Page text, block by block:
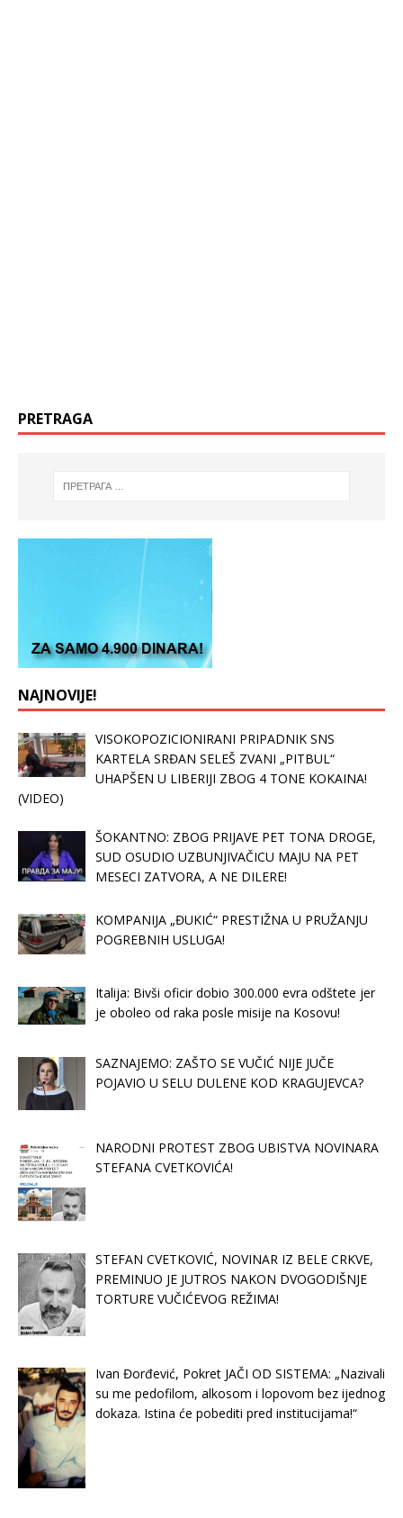
PRETRAGA
NAJNOVIJE!
VISOKOPOZICIONIRANI PRIPADNIK SNS
KARTELA SRĐAN SELEŠ ZVANI „PITBUL“
UHAPŠEN U LIBERIJI ZBOG 4 TONE KOKAINA!
(VIDEO)
ŠOKANTNO: ZBOG PRIJAVE PET TONA DROGE,
SUD OSUDIO UZBUNJIVAČICU MAJU NA PET
MESECI ZATVORA, A NE DILERE!
KOMPANIJA „ĐUKIĆ“ PRESTIŽNA U PRUŽANJU
POGREBNIH USLUGA!
Italija: Bivši oficir dobio 300.000 evra odštete jer
je oboleo od raka posle misije na Kosovu!
SAZNAJEMO: ZAŠTO SE VUČIĆ NIJE JUČE
POJAVIO U SELU DULENE KOD KRAGUJEVCA?
NARODNI PROTEST ZBOG UBISTVA NOVINARA
STEFANA CVETKOVIĆA!
STEFAN CVETKOVIĆ, NOVINAR IZ BELE CRKVE,
PREMINUO JE JUTROS NAKON DVOGODIŠNJE
TORTURE VUČIĆEVOG REŽIMA!
Ivan Đorđević, Pokret JAČI OD SISTEMA: „Nazivali
su me pedofilom, alkosom i lopovom bez ijednog
dokaza. Istina će pobediti pred institucijama!“